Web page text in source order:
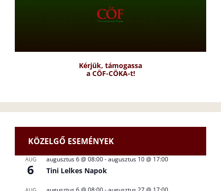
Kérjük, támogassa
a CÖF-CÖKA-t!
KÖZELGŐ ESEMÉNYEK
AUG
6
augusztus 6 @ 08:00-augusztus 10 @ 17:00
Tini Lelkes Napok